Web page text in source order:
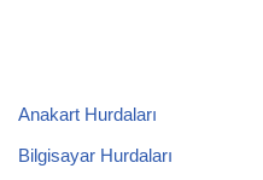
Anakart Hurdaları
Bilgisayar Hurdaları